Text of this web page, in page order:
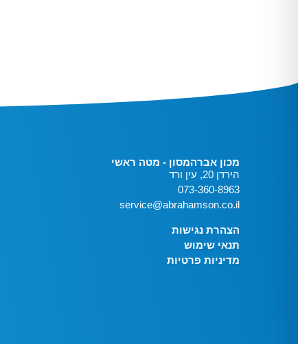
מכון אברהמסון - מטה ראשי
הירדן 20, עין ורד
073-360-8963
service@abrahamson.co.il
הצהרת נגישות
תנאי שימוש
מדיניות פרטיות